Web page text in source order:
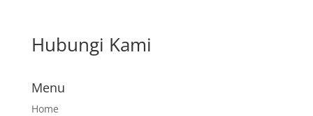
Hubungi Kami
Menu
Home